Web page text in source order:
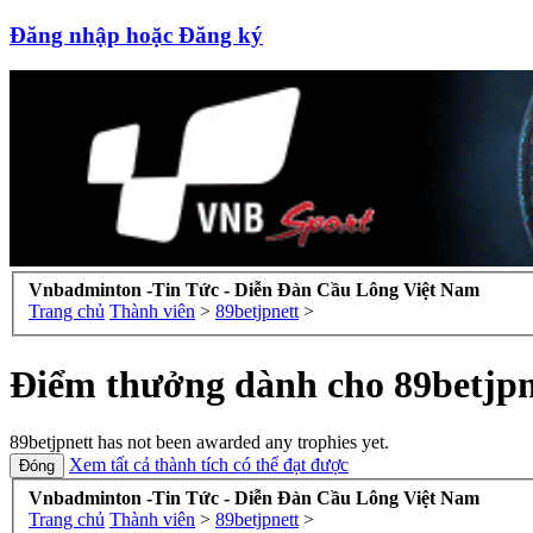
Đăng nhập hoặc Đăng ký
Vnbadminton -Tin Tức - Diễn Đàn Cầu Lông Việt Nam
Trang chủ Thành viên > 89betjpnett >
Điểm thưởng dành cho
89betjpnett has not been awarded any trophies yet.
Xem tất cả thành tích có thể đạt được
Vnbadminton -Tin Tức - Diễn Đàn Cầu Lông Việt Nam
Trang chủ Thành viên > 89betjpnett >